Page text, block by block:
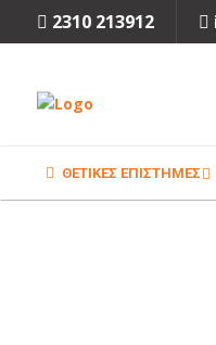
2310 213912
ΘΕΤΙΚΕΣ ΕΠΙΣΤΗΜΕΣ